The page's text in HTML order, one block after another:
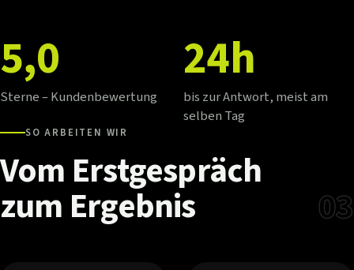
5,0
Sterne – Kundenbewertung
24h
bis zur Antwort, meist am
selben Tag
SO ARBEITEN WIR
Vom Erstgespräch
zum Ergebnis
03